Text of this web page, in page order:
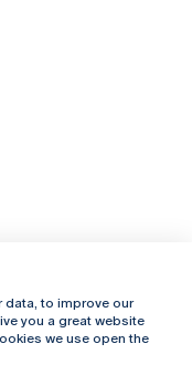
Online
data, to improve our
you a great website
we use open the